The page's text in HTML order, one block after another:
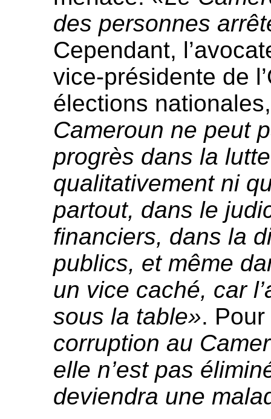
des personnes
Cependant,
vice-présidente de
élections
Cameroun ne peut
progrès dans la
qualitativement ni
partout, dans le
financiers, dans la
publics, et même
un vice caché, car
sous la table».
corruption au
elle n’est pas
deviendra une